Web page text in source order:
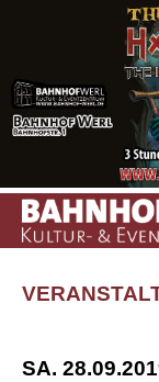
Zum Hauptinhalt
SA.